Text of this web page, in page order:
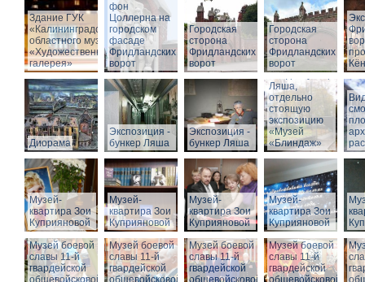
Здание ГУК
«Калининградского
областного музея
«Художественная
галерея»
фон
Цоллерна на
городском
фасаде
Фридландских
ворот
Городская
сторона
Фридландских
ворот
Городская
сторона
Фридландских
ворот
Диорама
Экспозиция -
бункер Ляша
Экспозиция -
бункер Ляша
Вход в бункер
Ляша,
отдельно
стоящую
экспозицию
«Музей
«Блиндаж»
Музей-
квартира Зои
Куприяновой
Музей-
квартира Зои
Куприяновой
Музей-
квартира Зои
Куприяновой
Музей-
квартира Зои
Куприяновой
Музей боевой
славы 11-й
гвардейской
Музей боевой
славы 11-й
гвардейской
Музей боевой
славы 11-й
гвардейской
Музей боевой
славы 11-й
гвардейской